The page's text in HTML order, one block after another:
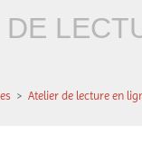
> Atelier de lecture en